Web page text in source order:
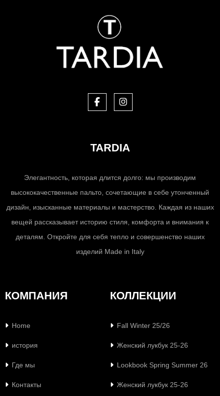
TARDIA
Элегантность, которая длится долго: мы производим
высококачественные пальто, сочетающие в себе утонченный
дизайн, изысканные материалы и мастерство. Каждая из наших
вещей рассказывает историю стиля, комфорта и внимания к
деталям. Откройте для себя тепло и совершенство наших
изделий Made in Italy
КОМПАНИЯ
Home
история
Где мы
Контакты
КОЛЛЕКЦИИ
Fall Winter 25/26
Женский лукбук 25-26
Lookbook Spring Summer 26
Женский лукбук 25-26